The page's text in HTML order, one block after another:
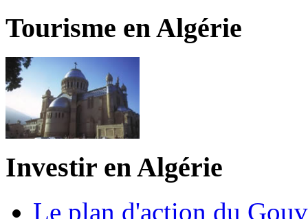
Tourisme en Algérie
Investir en Algérie
Le plan d'action du